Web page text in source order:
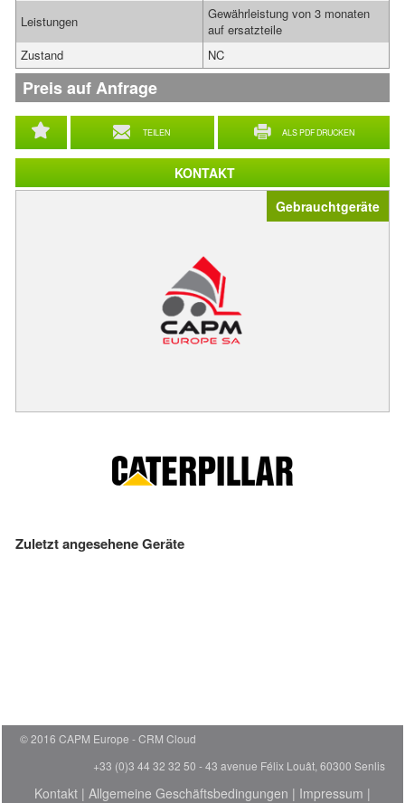
Gebrauchtgeräte
TEILEN ALS PDF DRUCKEN
Leistungen
Gewährleistung von 3 monaten
auf ersatzteile
Zustand
NC
Preis auf Anfrage
KONTAKT
Zuletzt angesehene Geräte
© 2016 CAPM Europe
CRM Cloud
+33 (0)3 44 32 32 50 - 43 avenue Félix Louât, 60300 Senlis
Kontakt | Allgemeine Geschäftsbedingungen | Impressum |